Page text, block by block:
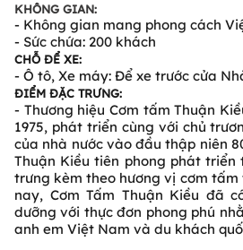
KHÔNG GIAN:
- Không gian mang phong cách
- Sức chứa: 200 khách
CHỖ ĐỂ XE:
- Ô tô, Xe máy: Để xe trước cửa
ĐIỂM ĐẶC TRƯNG:
- Thương hiệu Cơm tấm Thuận
1975, phát triển cùng với chủ
của nhà nước vào đầu thập niên
Thuận Kiều tiên phong phát triển
trưng kèm theo hương vị cơm tấm
nay, Cơm Tấm Thuận Kiều đã
dưỡng với thực đơn phong phú
anh em Việt Nam và du khách